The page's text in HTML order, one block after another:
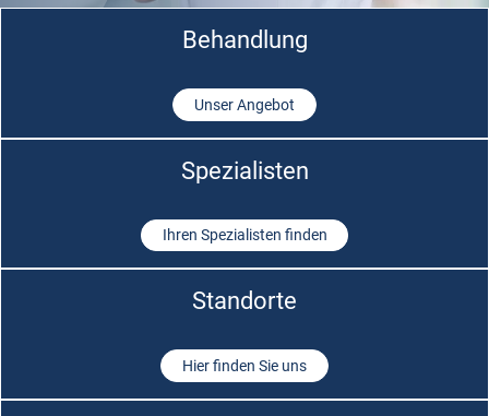
Behandlung
Unser Angebot
Spezialisten
Ihren Spezialisten finden
Standorte
Hier finden Sie uns